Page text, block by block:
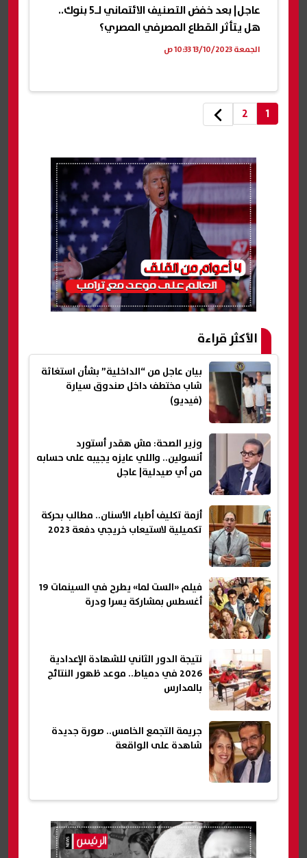
عاجل| بعد خفض التصنيف الائتماني لـ5 بنوك..
هل يتأثر القطاع المصرفي المصري؟
الجمعة 13/10/2023 10:33 ص
1
2
الأكثر قراءة
بيان عاجل من “الداخلية” بشأن استغاثة
شاب مختطف داخل صندوق سيارة
(فيديو)
وزير الصحة: مش هقدر أستورد
أنسولين.. واللي عايزه يجيبه على حسابه
من أي صيدلية| عاجل
أزمة تكليف أطباء الأسنان.. مطالب بحركة
تكميلية لاستيعاب خريجي دفعة 2023
فيلم «الست لما» يطرح في السينمات 19
أغسطس بمشاركة يسرا ودرة
نتيجة الدور الثاني للشهادة الإعدادية
2026 في دمياط.. موعد ظهور النتائج
بالمدارس
جريمة التجمع الخامس.. صورة جديدة
شاهدة على الواقعة